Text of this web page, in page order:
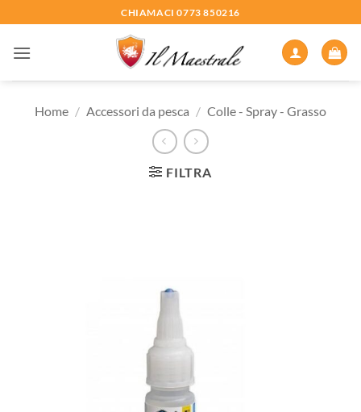
ai
contenuti
CHIAMACI 0773 850216
Home / Accessori da pesca / Colle - Spray - Grasso
FILTRA